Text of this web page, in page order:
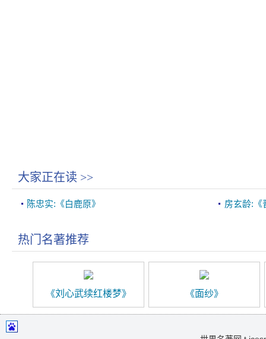
大家正在读 >>
陈忠实:《白鹿原》 房玄龄:《
热门名著推荐
《刘心武续红楼梦》 《面纱》